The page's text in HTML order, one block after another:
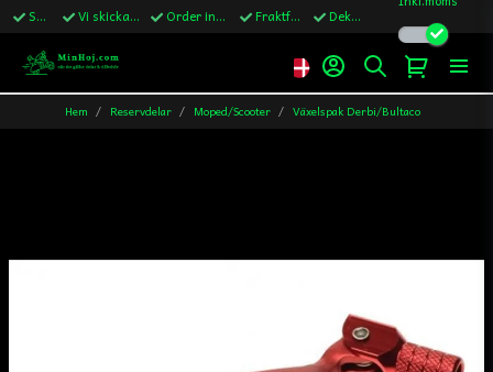
Snabba leveranser Vi skickar till Sverige,Danmark & Finland Order innan kl.13 skickas samma vardag Fraktfritt över 1200kr till Sverige Dekaler ingår i alla ordrar
Hem Reservdelar Moped/Scooter Växelspak Derbi/Bultaco